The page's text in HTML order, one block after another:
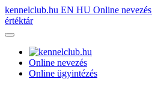
kennelclub.hu EN HU Online nevezés
értéktár
Online nevezés
Online ügyintézés